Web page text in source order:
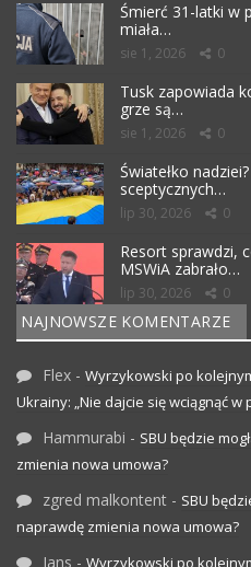
Śmierć 31-latki w
miała…
sie 1, 2026 0
Tusk zapowiada
grze są…
sie 1, 2026 0
Światełko
sceptycznych…
lip 30, 2026 0
Resort sprawdzi,
MSWiA zabrało…
lip 30, 2026 0
NAJNOWSZE KOMENTARZE
Flex - Wyrzykowski po
Ukrainy: „Nie dajcie się wciągnąć w
Hammurabi - SBU będzie
zmienia nowa umowa?
zgred malkontent - SBU
naprawdę zmienia nowa umowa?
Jans - Wyrzykowski po